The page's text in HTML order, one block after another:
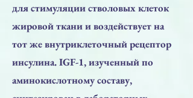
для стимуляции стволовых клеток
жировой ткани и воздействует на
тот же внутриклеточный рецептор
инсулина. IGF-1, изученный по
аминокислотному составу,